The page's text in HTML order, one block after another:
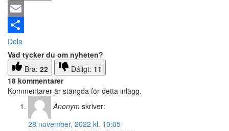
Email
Dela
Vad tycker du om nyheten?
Bra: 22 Dåligt: 11
18 kommentarer
Kommentarer är stängda för detta inlägg.
Anonym skriver:
28 november, 2022 kl. 10:05